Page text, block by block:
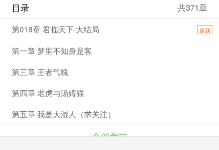
******
的书友群：572849153。
目录 共371章
第018章 君临天下·大结局 最新
第一章 梦里不知身是客
第三章 王者气魄
第四章 老虎与汤姆猫
第五章 我是大湿人（求关注）
全部章节